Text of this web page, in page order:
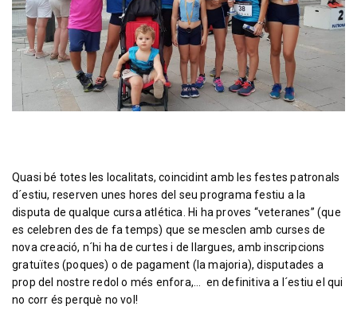
Quasi bé totes les localitats, coincidint amb les festes patronals
d´estiu, reserven unes hores del seu programa festiu a la
disputa de qualque cursa atlética. Hi ha proves “veteranes” (que
es celebren des de fa temps) que se mesclen amb curses de
nova creació, n´hi ha de curtes i de llargues, amb inscripcions
gratuïtes (poques) o de pagament (la majoria), disputades a
prop del nostre redol o més enfora,… en definitiva a l´estiu el qui
no corr és perquè no vol!